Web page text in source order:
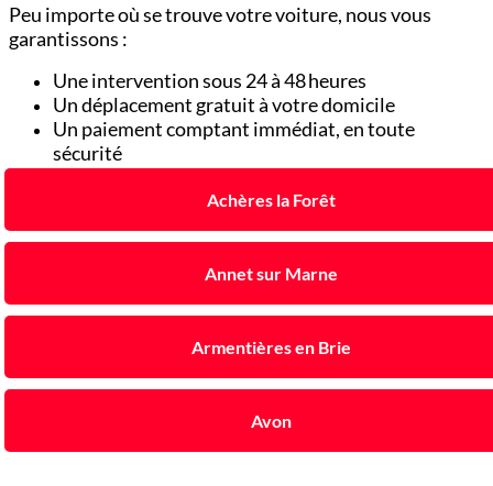
Peu importe où se trouve votre voiture, nous vous
garantissons :
Une intervention sous 24 à 48 heures
Un déplacement gratuit à votre domicile
Un paiement comptant immédiat, en toute
sécurité
Achères la Forêt
Annet sur Marne
Armentières en Brie
Avon